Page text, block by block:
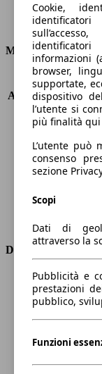
Consumi
Motore e Prestazioni
KW (PS)
Accelerazione (0-
Velocità massima
Numero di
Coppia
Cilindrata
Carburante
Trasmissione
Dimensioni
Altezza
Larghezza
Peso
Cookie,
informazioni
browser,
supportate,
dispositivo
l’utente si
più finalità
L’utente può
consenso
sezione
Scopi
Dati di
attraverso la
Pubblicità e
prestazioni
pubblico,
Funzioni